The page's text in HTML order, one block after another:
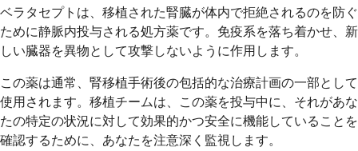
ベラタセプトは、移植された腎臓が体内で拒絶されるのを防ぐ
ために静脈内投与される処方薬です。免疫系を落ち着かせ、新
しい臓器を異物として攻撃しないように作用します。
この薬は通常、腎移植手術後の包括的な治療計画の一部として
使用されます。移植チームは、この薬を投与中に、それがあな
たの特定の状況に対して効果的かつ安全に機能していることを
確認するために、あなたを注意深く監視します。